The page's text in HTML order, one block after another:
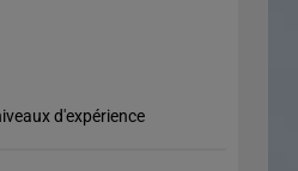
d'expérience